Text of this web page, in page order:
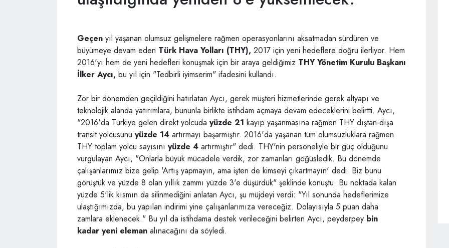
Geçen yıl yaşanan olumsuz gelişmelere rağmen operasyonlarını aksatmadan sürdüren ve
büyümeye devam eden Türk Hava Yolları (THY), 2017 için yeni hedeflere doğru ilerliyor. Hem
2016'yı hem de yeni hedefleri konuşmak için bir araya geldiğimiz THY Yönetim Kurulu Başkanı
İlker Aycı, bu yıl için "Tedbirli iyimserim" ifadesini kullandı.
Zor bir dönemden geçildiğini hatırlatan Aycı, gerek müşteri hizmetlerinde gerek altyapı ve
teknolojik alanda yatırımlara, bununla birlikte istihdam açmaya devam edeceklerini belirtti. Aycı,
"2016'da Türkiye gelen direkt yolcuda yüzde 21 kayıp yaşanmasına rağmen THY dıştan-dışa
transit yolcusunu yüzde 14 artırmayı başarmıştır. 2016'da yaşanan tüm olumsuzluklara rağmen
THY toplam yolcu sayısını yüzde 4 artırmıştır" dedi. THY'nin personeliyle bir güç olduğunu
vurgulayan Aycı, "Onlarla büyük mücadele verdik, zor zamanları göğüsledik. Bu dönemde
çalışanlarımız bize gelip 'Artış yapmayın, ama işten de kimseyi çıkartmayın' dedi. Biz bunu
görüştük ve yüzde 8 olan yıllık zammı yüzde 3'e düşürdük" şeklinde konuştu. Bu noktada kalan
yüzde 5'lik kısmın da silinmediğini anlatan Aycı, şu müjdeyi verdi: "Yıl sonunda hedeflerimize
ulaştığımızda, bu yapılan indirimi yine çalışanlarımıza vereceğiz. Dolayısıyla 5 puan daha
zamlara eklenecek." Bu yıl da istihdama destek verileceğini belirten Aycı, peyderpey bin
kadar yeni eleman alınacağını da söyledi.